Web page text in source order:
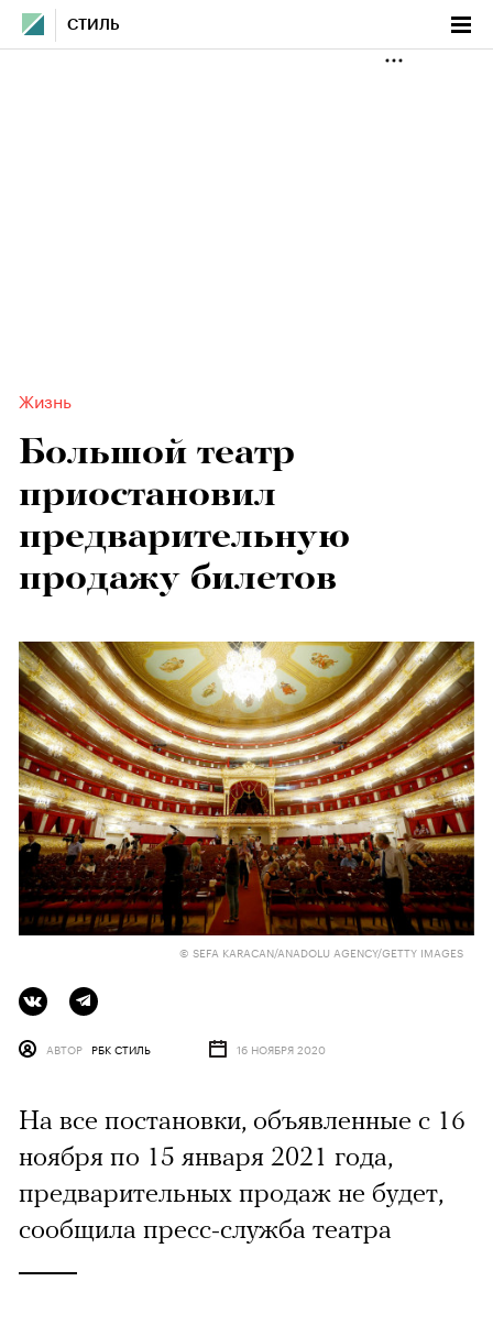
СТИЛЬ
Жизнь
Большой театр
приостановил
предварительную
продажу билетов
© SEFA KARACAN/ANADOLU AGENCY/GETTY IMAGES
АВТОР РБК СТИЛЬ 16 НОЯБРЯ 2020
На все постановки, объявленные с 16
ноября по 15 января 2021 года,
предварительных продаж не будет,
сообщила пресс-служба театра